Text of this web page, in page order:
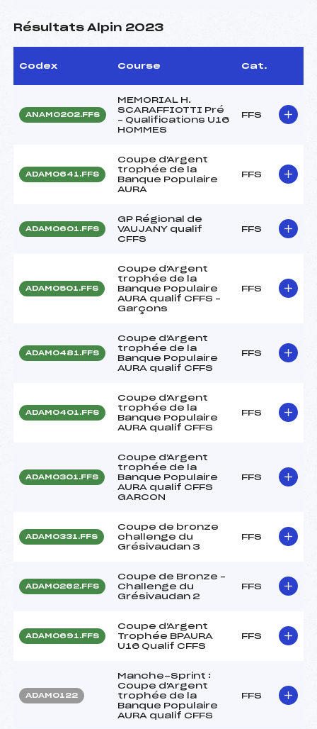
Résultats Alpin 2023
Codex Course Cat.
ANAM0202.FFS
MEMORIAL H.
SCARAFFIOTTI Pré
– Qualifications U16
HOMMES
FFS
ADAM0641.FFS
Coupe d'Argent
trophée de la
Banque Populaire
AURA
FFS
ADAM0601.FFS
GP Régional de
VAUJANY qualif
CFFS
FFS
ADAM0501.FFS
Coupe d'Argent
trophée de la
Banque Populaire
AURA qualif CFFS –
Garçons
FFS
ADAM0481.FFS
Coupe d'Argent
trophée de la
Banque Populaire
AURA qualif CFFS
FFS
ADAM0401.FFS
Coupe d'Argent
trophée de la
Banque Populaire
AURA qualif CFFS
FFS
ADAM0301.FFS
Coupe d'Argent
trophée de la
Banque Populaire
AURA qualif CFFS
GARCON
FFS
ADAM0331.FFS
Coupe de bronze
challenge du
Grésivaudan 3
FFS
ADAM0262.FFS
Coupe de Bronze –
Challenge du
Grésivaudan 2
FFS
ADAM0691.FFS
Coupe d'Argent
Trophée BPAURA
U16 Qualif CFFS
FFS
ADAM0122
Manche-Sprint :
Coupe d'Argent
trophée de la
Banque Populaire
AURA qualif CFFS
FFS